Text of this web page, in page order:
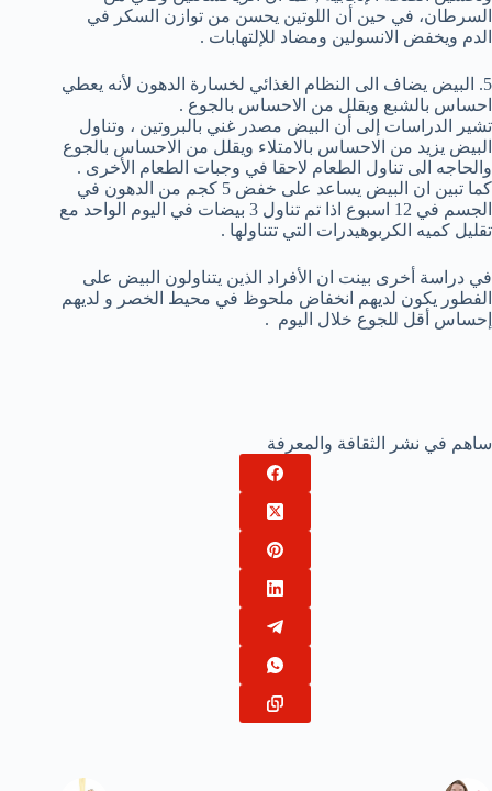
السرطان، في حين أن اللوتين يحسن من توازن السكر في
الدم ويخفض الانسولين ومضاد للإلتهابات .
5. البيض يضاف الى النظام الغذائي لخسارة الدهون لأنه يعطي
احساس بالشبع ويقلل من الاحساس بالجوع .
تشير الدراسات إلى أن البيض مصدر غني بالبروتين ، وتناول
البيض يزيد من الاحساس بالامتلاء ويقلل من الاحساس بالجوع
والحاجه الى تناول الطعام لاحقا في وجبات الطعام الأخرى .
كما تبين ان البيض يساعد على خفض 5 كجم من الدهون في
الجسم في 12 اسبوع اذا تم تناول 3 بيضات في اليوم الواحد مع
تقليل كميه الكربوهيدرات التي تتناولها .
في دراسة أخرى بينت ان الأفراد الذين يتناولون البيض على
الفطور يكون لديهم انخفاض ملحوظ في محيط الخصر و لديهم
إحساس أقل للجوع خلال اليوم .
ساهم في نشر الثقافة والمعرفة